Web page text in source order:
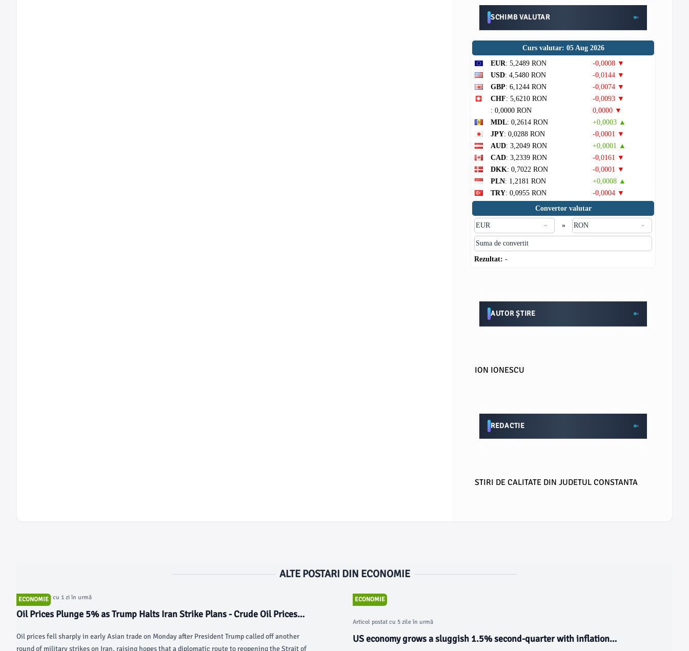
SCHIMB VALUTAR
Curs valutar: 05 Aug 2026
EUR: 5,2489 RON
-0,0008 ▼
USD: 4,5480 RON
-0,0144 ▼
GBP: 6,1244 RON
-0,0074 ▼
CHF: 5,6210 RON
-0,0093 ▼
: 0,0000 RON
0,0000 ▼
MDL: 0,2614 RON
+0,0003 ▲
JPY: 0,0288 RON
-0,0001 ▼
AUD: 3,2049 RON
+0,0001 ▲
CAD: 3,2339 RON
-0,0161 ▼
DKK: 0,7022 RON
-0,0001 ▼
PLN: 1,2181 RON
+0,0008 ▲
TRY: 0,0955 RON
-0,0004 ▼
Convertor valutar
»
Rezultat: -
AUTOR ȘTIRE
ION IONESCU
REDACTIE
STIRI DE CALITATE DIN JUDETUL CONSTANTA
ALTE POSTARI DIN ECONOMIE
ECONOMIE
Articol postat cu 1 zi în urmă
Oil Prices Plunge 5% as Trump Halts Iran Strike Plans - Crude Oil Prices
Oil prices fell sharply in early Asian trade on Monday after President Trump called off another
round of military strikes on Iran, raising hopes that a diplomatic route to reopening the Strait of
ECONOMIE
Articol postat cu 5 zile în urmă
US economy grows a sluggish 1.5% second-quarter with inflation